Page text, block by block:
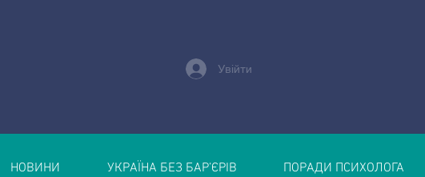
Увійти
НОВИНИ УКРАЇНА БЕЗ БАР’ЄРІВ ПОРАДИ ПСИХОЛОГА